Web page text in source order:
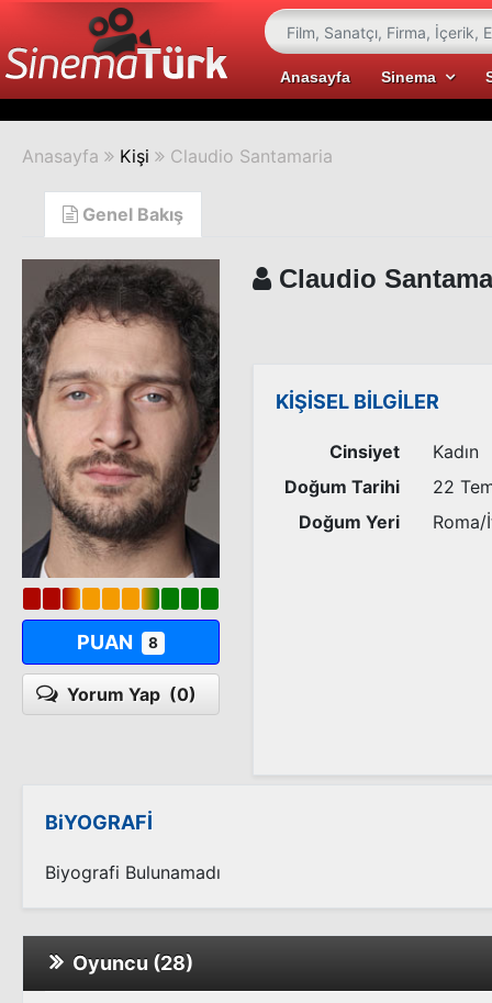
Anasayfa Sinema
Anasayfa Kişi Claudio Santamaria
Genel Bakış
PUAN 8
Yorum Yap (0)
Claudio
KİŞİSEL BİLGİLER
Cinsiyet
Kadın
Doğum Tarihi
22
Doğum Yeri
Roma/
BiYOGRAFİ
Biyografi Bulunamadı
Oyuncu (28)